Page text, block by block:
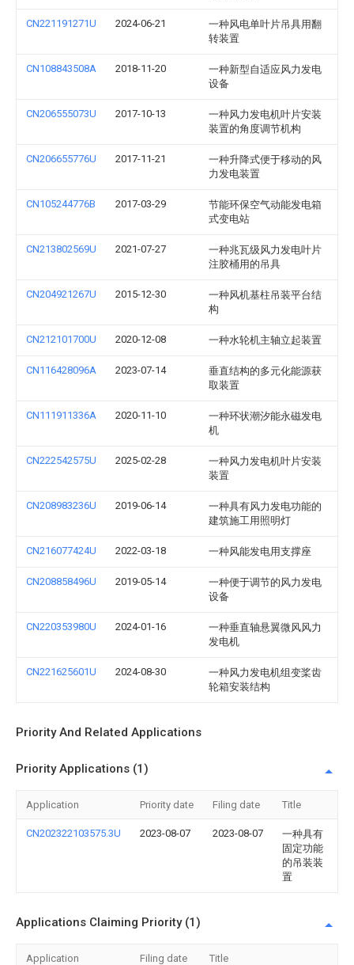
CN221191271U 2024-06-21
一种风电单叶片吊具用翻
转装置
CN108843508A 2018-11-20
一种新型自适应风力发电
设备
CN206555073U 2017-10-13
一种风力发电机叶片安装
装置的角度调节机构
CN206655776U 2017-11-21
一种升降式便于移动的风
力发电装置
CN105244776B 2017-03-29
节能环保空气动能发电箱
式变电站
CN213802569U 2021-07-27
一种兆瓦级风力发电叶片
注胶桶用的吊具
CN204921267U 2015-12-30
一种风机基柱吊装平台结
构
CN212101700U 2020-12-08 一种水轮机主轴立起装置
CN116428096A 2023-07-14
垂直结构的多元化能源获
取装置
CN111911336A 2020-11-10
一种环状潮汐能永磁发电
机
CN222542575U 2025-02-28
一种风力发电机叶片安装
装置
CN208983236U 2019-06-14
一种具有风力发电功能的
建筑施工用照明灯
CN216077424U 2022-03-18 一种风能发电用支撑座
CN208858496U 2019-05-14
一种便于调节的风力发电
设备
CN220353980U 2024-01-16
一种垂直轴悬翼微风风力
发电机
CN221625601U 2024-08-30
一种风力发电机组变桨齿
轮箱安装结构
Priority And Related Applications
Priority Applications (1)
Application Priority date Filing date Title
CN202322103575.3U 2023-08-07 2023-08-07
一种具有
固定功能
的吊装装
置
Applications Claiming Priority (1)
Application Filing date Title